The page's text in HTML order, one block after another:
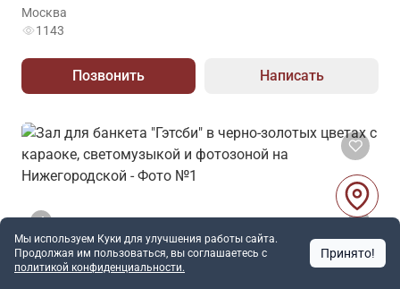
Москва
1143
Позвонить Написать
Мы используем Куки для улучшения работы сайта.
Продолжая им пользоваться, вы соглашаетесь c
политикой конфиденциальности.
Принято!